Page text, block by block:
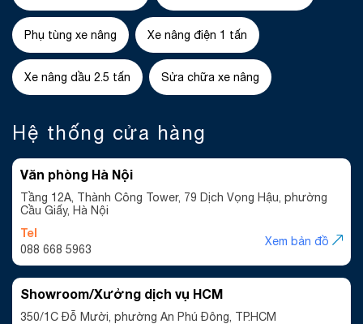
Phụ tùng xe nâng Xe nâng điện 1 tấn
Xe nâng dầu 2.5 tấn Sửa chữa xe nâng
Hệ thống cửa hàng
Văn phòng Hà Nội
Tầng 12A, Thành Công Tower, 79 Dịch Vọng Hậu, phường
Cầu Giấy, Hà Nội
Tel
088 668 5963
Xem bản đồ
Showroom/Xưởng dịch vụ HCM
350/1C Đỗ Mười, phường An Phú Đông, TP.HCM